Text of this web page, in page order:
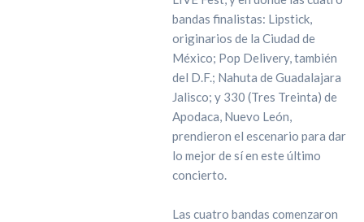
bandas finalistas: Lipstick,
originarios de la Ciudad de
México; Pop Delivery, también
del D.F.; Nahuta de Guadalajara
Jalisco; y 330 (Tres Treinta) de
Apodaca, Nuevo León,
prendieron el escenario para dar
lo mejor de sí en este último
concierto.
Las cuatro bandas comenzaron